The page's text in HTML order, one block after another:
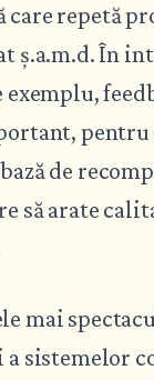
care repetă
ș.a.m.d. În
pentru
de
să arate
mai
sistemelor